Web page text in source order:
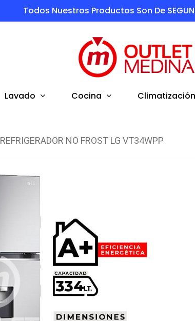
Todos Nuestros Productos Son De
Lavado Cocina Climatización
REFRIGERADOR NO FROST LG VT34WPP